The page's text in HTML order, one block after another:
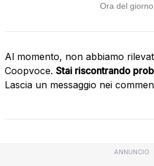
Al momento, non abbiamo
Coopvoce. Stai riscontrando
Lascia un messaggio nei
ANNUNCIO